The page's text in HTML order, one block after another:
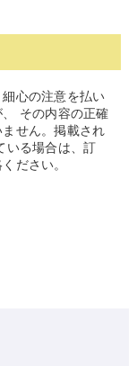
心の注意を払い
その内容の正確
せん。掲載され
いる場合は、訂
ださい。